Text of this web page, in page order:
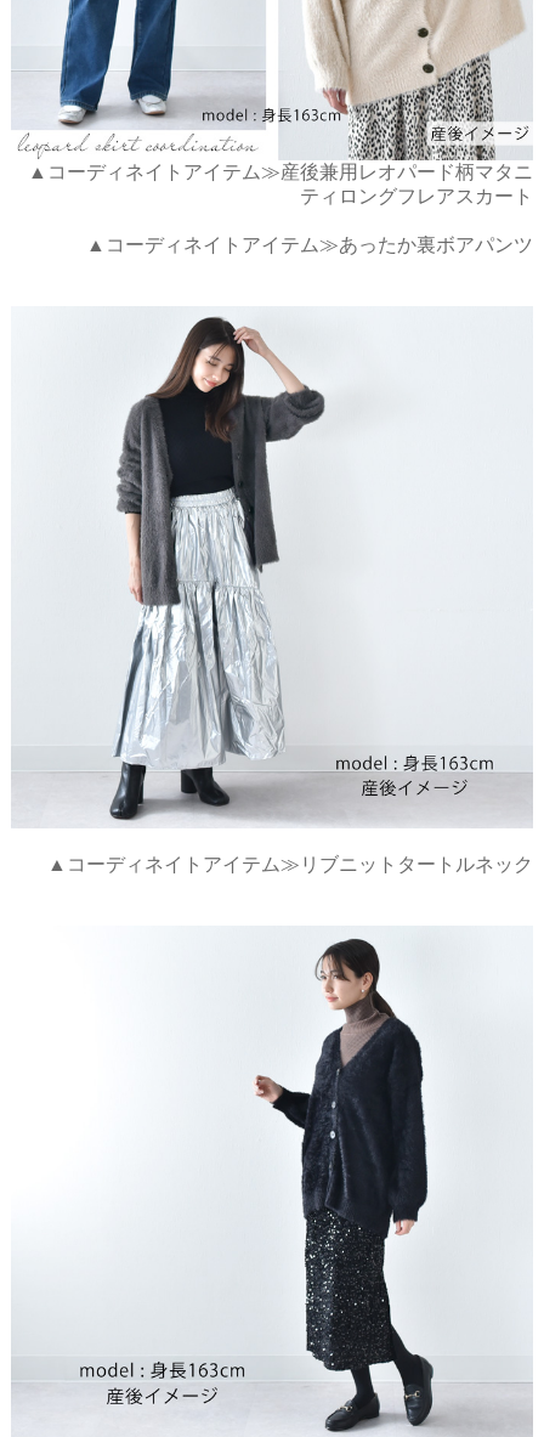
▲コーディネイトアイテム≫産後兼用レオパード柄マタニ
ティロングフレアスカート
▲コーディネイトアイテム≫あったか裏ボアパンツ
▲コーディネイトアイテム≫リブニットタートルネック